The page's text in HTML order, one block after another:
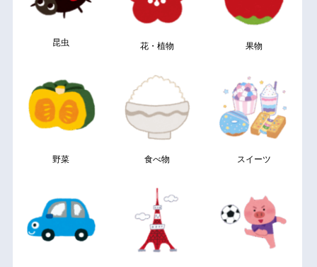
昆虫 花・植物 果物
野菜 食べ物 スイーツ